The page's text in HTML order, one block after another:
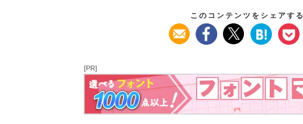
このコンテンツをシェアする
[PR]